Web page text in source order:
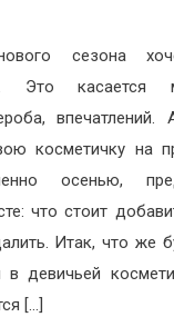
сезона
Это касается
косметичку на
осенью,
что стоит
Итак, что же
в девичьей
[…]